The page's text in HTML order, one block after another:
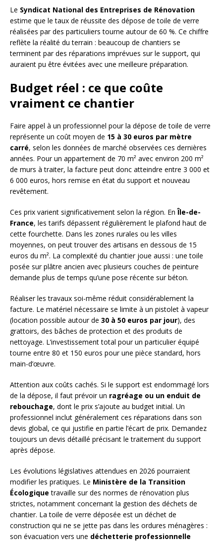
Le Syndicat National des Entreprises de Rénovation
estime que le taux de réussite des dépose de toile de verre
réalisées par des particuliers tourne autour de 60 %. Ce chiffre
reflète la réalité du terrain : beaucoup de chantiers se
terminent par des réparations imprévues sur le support, qui
auraient pu être évitées avec une meilleure préparation.
Budget réel : ce que coûte
vraiment ce chantier
Faire appel à un professionnel pour la dépose de toile de verre
représente un coût moyen de 15 à 30 euros par mètre
carré, selon les données de marché observées ces dernières
années. Pour un appartement de 70 m² avec environ 200 m²
de murs à traiter, la facture peut donc atteindre entre 3 000 et
6 000 euros, hors remise en état du support et nouveau
revêtement.
Ces prix varient significativement selon la région. EnÎle-de-
France, les tarifs dépassent régulièrement le plafond haut de
cette fourchette. Dans les zones rurales ou les villes
moyennes, on peut trouver des artisans en dessous de 15
euros du m². La complexité du chantier joue aussi : une toile
posée sur plâtre ancien avec plusieurs couches de peinture
demande plus de temps qu’une pose récente sur béton.
Réaliser les travaux soi-même réduit considérablement la
facture. Le matériel nécessaire se limite à un pistolet à vapeur
(location possible autour de 30 à 50 euros par jour), des
grattoirs, des bâches de protection et des produits de
nettoyage. L’investissement total pour un particulier équipé
tourne entre 80 et 150 euros pour une pièce standard, hors
main-d’œuvre.
Attention aux coûts cachés. Si le support est endommagé lors
de la dépose, il faut prévoir un ragréage ou un enduit de
rebouchage, dont le prix s’ajoute au budget initial. Un
professionnel inclut généralement ces réparations dans son
devis global, ce qui justifie en partie l’écart de prix. Demandez
toujours un devis détaillé précisant le traitement du support
après dépose.
Les évolutions législatives attendues en 2026 pourraient
modifier les pratiques. Le Ministère de la Transition
Écologique travaille sur des normes de rénovation plus
strictes, notamment concernant la gestion des déchets de
chantier. La toile de verre déposée est un déchet de
construction qui ne se jette pas dans les ordures ménagères :
son évacuation vers une déchetterie professionnelle